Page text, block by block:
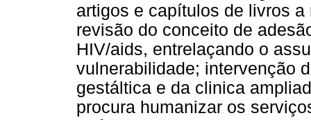
artigos e capítulos de livros
revisão do conceito de
HIV/aids, entrelaçando o
vulnerabilidade; intervenção
gestáltica e da clinica
procura humanizar os